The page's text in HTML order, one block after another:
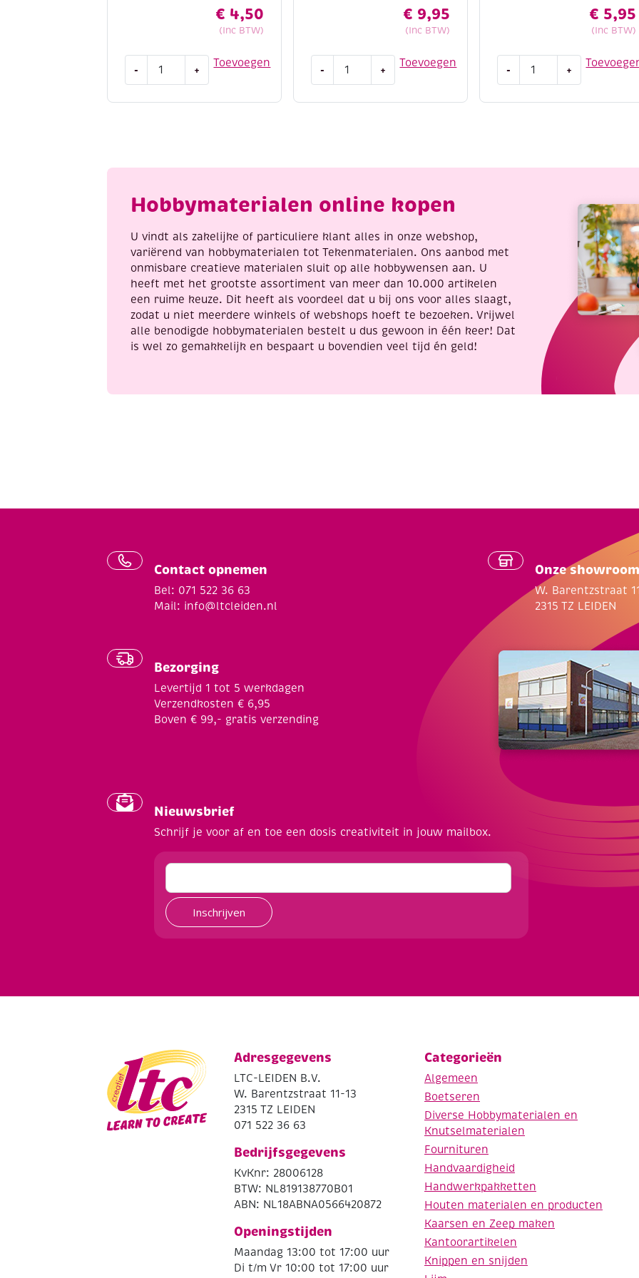
€ 4,50
(Inc BTW)
Toevoegen
-
bouwpakket
+
€ 9,95
(Inc BTW)
Toevoegen
-
viltpakket
+
€ 5,95
(Inc BTW)
-
wonder
+
Hobbymaterialen online kopen
U vindt als zakelijke of particuliere klant alles in onze webshop,
variërend van hobbymaterialen tot Tekenmaterialen. Ons aanbod met
onmisbare creatieve materialen sluit op alle hobbywensen aan. U
heeft met het grootste assortiment van meer dan 10.000 artikelen
een ruime keuze. Dit heeft als voordeel dat u bij ons voor alles slaagt,
zodat u niet meerdere winkels of webshops hoeft te bezoeken. Vrijwel
alle benodigde hobbymaterialen bestelt u dus gewoon in één keer! Dat
is wel zo gemakkelijk en bespaart u bovendien veel tijd én geld!
Contact opnemen
Bel: 071 522 36 63
Mail: info@ltcleiden.nl
Bezorging
Levertijd 1 tot 5 werkdagen
Verzendkosten € 6,95
Boven € 99,- gratis verzending
Onze showroom
W. Barentzstraat
2315 TZ LEIDEN
Nieuwsbrief
Schrijf je voor af en toe een dosis creativiteit in jouw mailbox.
Inschrijven
Adresgegevens
LTC-LEIDEN B.V.
W. Barentzstraat 11-13
2315 TZ LEIDEN
071 522 36 63
Bedrijfsgegevens
KvKnr: 28006128
BTW: NL819138770B01
ABN: NL18ABNA0566420872
Openingstijden
Maandag 13:00 tot 17:00 uur
Di t/m Vr 10:00 tot 17:00 uur
Categorieën
Algemeen
Boetseren
Diverse Hobbymaterialen en
Knutselmaterialen
Fournituren
Handvaardigheid
Handwerkpakketten
Houten materialen en producten
Kaarsen en Zeep maken
Kantoorartikelen
Knippen en snijden